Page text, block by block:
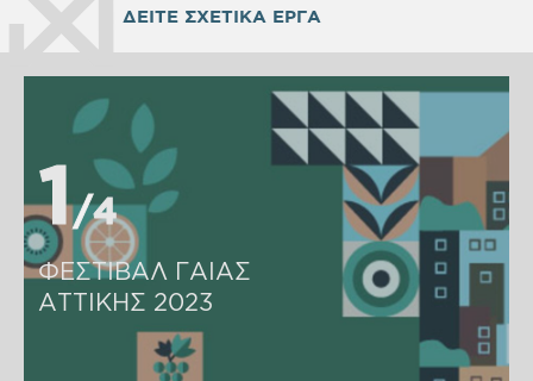
ΔΕΙΤΕ ΣΧΕΤΙΚΑ ΕΡΓΑ
1
1 4
4
ΦΕΣΤΙΒΑΛ ΓΑΙΑΣ
ΑΤΤΙΚΗΣ 2023